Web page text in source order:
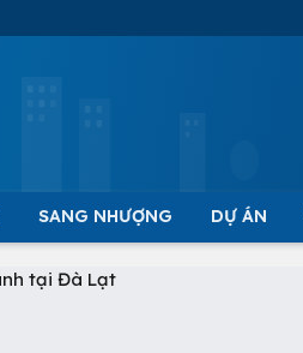
SANG NHƯỢNG DỰ ÁN